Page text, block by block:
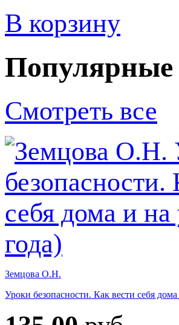
В корзину
Популярные
Смотреть все
Земцова О.Н.
Уроки безопасности. Как вести себя